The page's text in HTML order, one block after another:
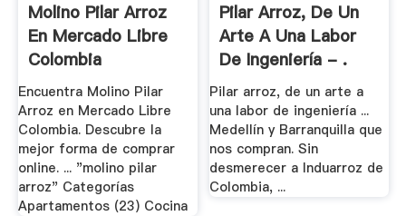
Molino Pilar Arroz
En Mercado Libre
Colombia
Encuentra Molino Pilar
Arroz en Mercado Libre
Colombia. Descubre la
mejor forma de comprar
online. ... "molino pilar
arroz" Categorías
Apartamentos (23) Cocina
Pilar Arroz, De Un
Arte A Una Labor
De Ingeniería - .
Pilar arroz, de un arte a
una labor de ingeniería ...
Medellín y Barranquilla que
nos compran. Sin
desmerecer a Induarroz de
Colombia, ...